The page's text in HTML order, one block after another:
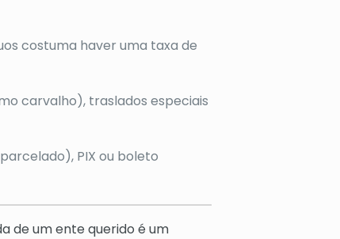
costuma haver uma taxa de
carvalho), traslados especiais
PIX ou boleto
de um ente querido é um